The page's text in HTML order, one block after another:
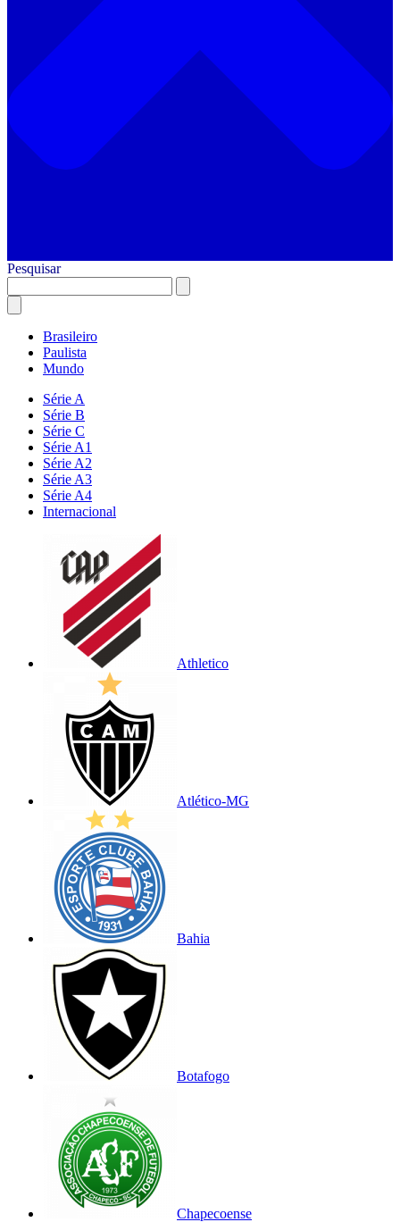
Pesquisar
Brasileiro
Paulista
Mundo
Série A
Série B
Série C
Série A1
Série A2
Série A3
Série A4
Internacional
Athletico
Atlético-MG
Bahia
Botafogo
Chapecoense